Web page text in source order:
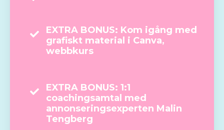
EXTRA BONUS: Kom igång med
grafiskt material i Canva,
webbkurs
EXTRA BONUS: 1:1
coachingsamtal med
annonseringsexperten Malin
Tengberg